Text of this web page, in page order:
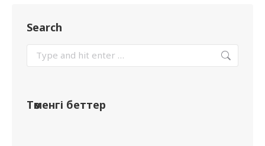
Search
Төменгі беттер